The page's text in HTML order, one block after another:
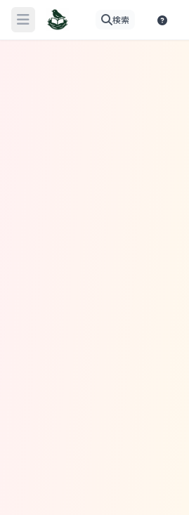
メニューを開く 検索
ReadNest